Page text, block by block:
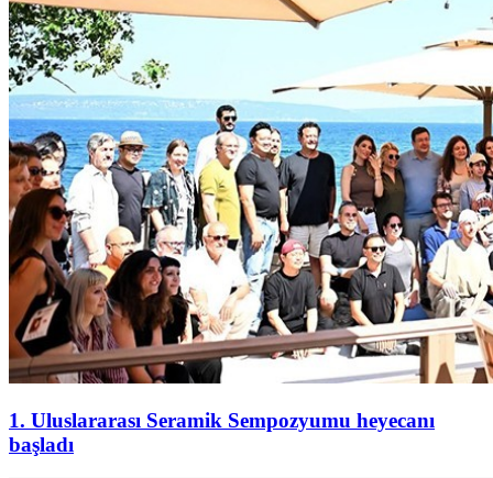
1. Uluslararası Seramik Sempozyumu heyecanı
başladı